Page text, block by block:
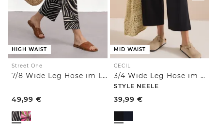
HIGH WAIST
Street One
7/8 Wide Leg Hose im Loose Fit
49,99 €
MID WAIST
CECIL
3/4 Wide Leg Hose im Casual Fit
STYLE NEELE
39,99 €